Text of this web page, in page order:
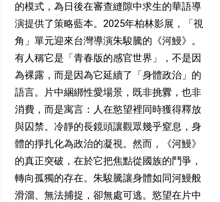
的模式，為日後在審查縫隙中求生的華語導
演提供了策略藍本。2025年柏林影展，「視
角」單元迎來台灣導演朱駿騰的《河鰻》。
有人稱它是「青春版的感官世界」，不是因
為裸露，而是因為它延續了「身體政治」的
語言。片中綑綁性愛場景，既非挑釁，也非
消費，而是寓言：人在慾望裡同時獲得釋放
與囚禁。冷靜的長鏡頭讓觀眾幾乎窒息，身
體的掙扎化為政治的凝視。然而，《河鰻》
的真正突破，在於它把焦點從國族的鬥爭，
轉向孤獨的存在。朱駿騰讓身體如同河鰻般
滑溜、無法捕捉，卻無處可逃。慾望在片中